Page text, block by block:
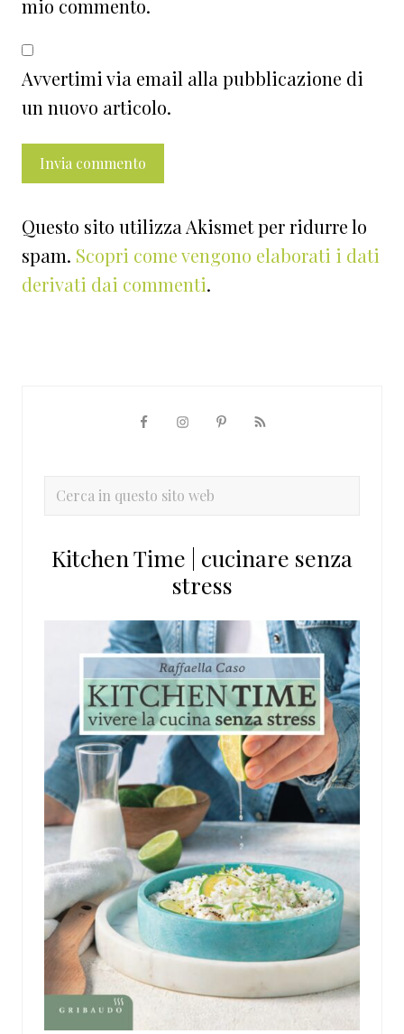
mio commento.
Avvertimi via email alla pubblicazione di
un nuovo articolo.
Questo sito utilizza Akismet per ridurre lo
spam. Scopri come vengono elaborati i dati
derivati dai commenti.
primaria
Cerca
sito
Kitchen Time | cucinare senza
stress